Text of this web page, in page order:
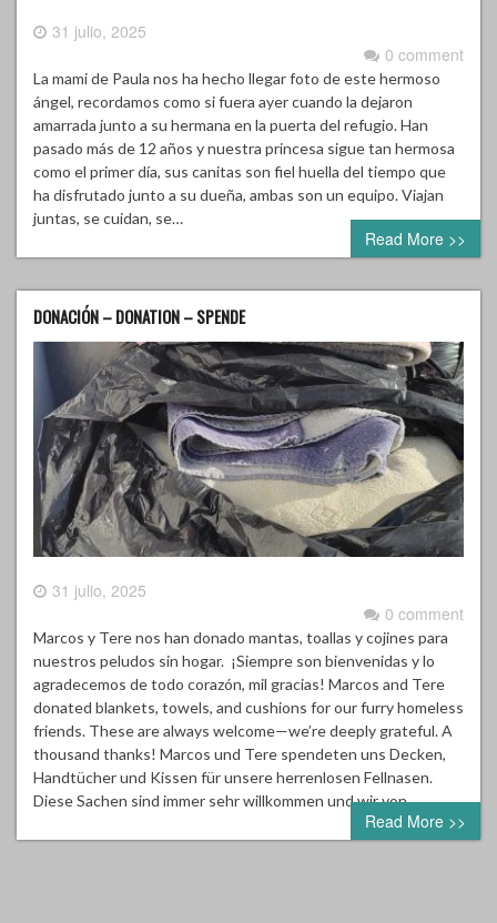
31 julio, 2025
0 comment
La mami de Paula nos ha hecho llegar foto de este hermoso
ángel, recordamos como si fuera ayer cuando la dejaron
amarrada junto a su hermana en la puerta del refugio. Han
pasado más de 12 años y nuestra princesa sigue tan hermosa
como el primer día, sus canitas son fiel huella del tiempo que
ha disfrutado junto a su dueña, ambas son un equipo. Viajan
juntas, se cuidan, se…
Read More >>
DONACIÓN – DONATION – SPENDE
31 julio, 2025
0 comment
Marcos y Tere nos han donado mantas, toallas y cojines para
nuestros peludos sin hogar. ¡Siempre son bienvenidas y lo
agradecemos de todo corazón, mil gracias! Marcos and Tere
donated blankets, towels, and cushions for our furry homeless
friends. These are always welcome—we’re deeply grateful. A
thousand thanks! Marcos und Tere spendeten uns Decken,
Handtücher und Kissen für unsere herrenlosen Fellnasen.
Diese Sachen sind immer sehr willkommen und wir von…
Read More >>